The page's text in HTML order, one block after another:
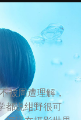
被周遭理解，
都说绀野很可